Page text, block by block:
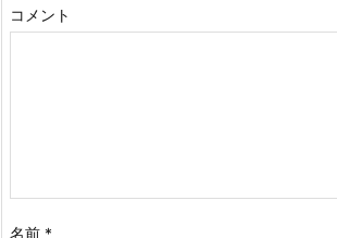
コメント
名前 *